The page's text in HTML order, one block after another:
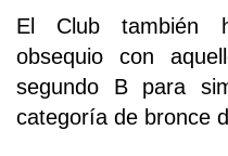
El Club también
obsequio con
segundo B para
categoría de bronce